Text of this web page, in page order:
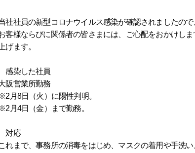
社社員の新型コロナウイルス感染が確認されましたので
客様ならびに関係者の皆さまには、ご心配をおかけし
げます。
感染した社員
阪営業所勤務
月8日（火）に陽性判明。
月4日（金）まで勤務。
対応
れまで、事務所の消毒をはじめ、マスクの着用や手洗